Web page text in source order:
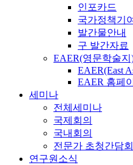
인포카드
국가정책기
발간물안내
구 발간자료
EAER(영문학술지
EAER(East
EAER 홈페
세미나
전체세미나
국제회의
국내회의
전문가 초청간담회
연구원소식